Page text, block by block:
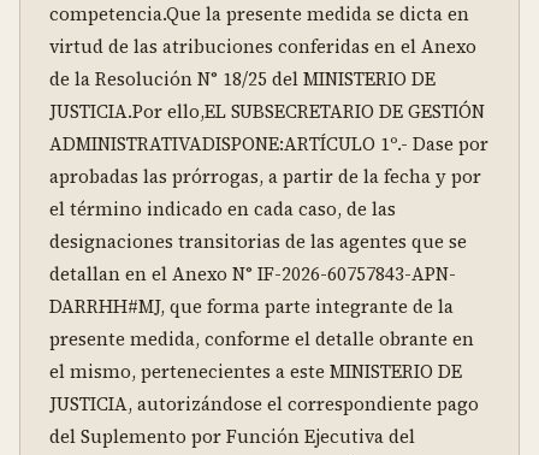
competencia.Que la presente medida se dicta en
virtud de las atribuciones conferidas en el Anexo
de la Resolución N° 18/25 del MINISTERIO DE
JUSTICIA.Por ello,EL SUBSECRETARIO DE GESTIÓN
ADMINISTRATIVADISPONE:ARTÍCULO 1º.- Dase por
aprobadas las prórrogas, a partir de la fecha y por
el término indicado en cada caso, de las
designaciones transitorias de las agentes que se
detallan en el Anexo N° IF-2026-60757843-APN-
DARRHH#MJ, que forma parte integrante de la
presente medida, conforme el detalle obrante en
el mismo, pertenecientes a este MINISTERIO DE
JUSTICIA, autorizándose el correspondiente pago
del Suplemento por Función Ejecutiva del